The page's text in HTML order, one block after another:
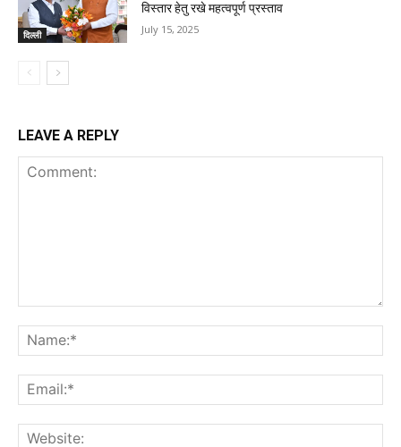
दिल्ली
विस्तार हेतु रखे महत्वपूर्ण प्रस्ताव
July 15, 2025
LEAVE A REPLY